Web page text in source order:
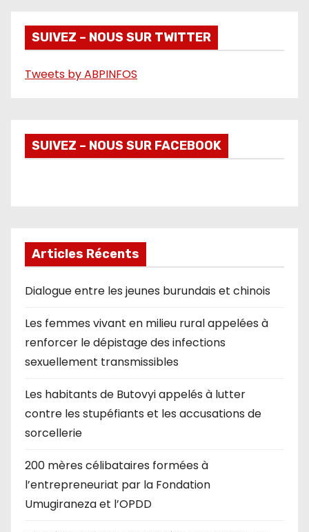
o
SUIVEZ – NOUS SUR TWITTER
Tweets by ABPINFOS
SUIVEZ – NOUS SUR FACEBOOK
Articles Récents
Dialogue entre les jeunes burundais et chinois
Les femmes vivant en milieu rural appelées à
renforcer le dépistage des infections
sexuellement transmissibles
Les habitants de Butovyi appelés à lutter
contre les stupéfiants et les accusations de
sorcellerie
200 mères célibataires formées à
l’entrepreneuriat par la Fondation
Umugiraneza et l’OPDD